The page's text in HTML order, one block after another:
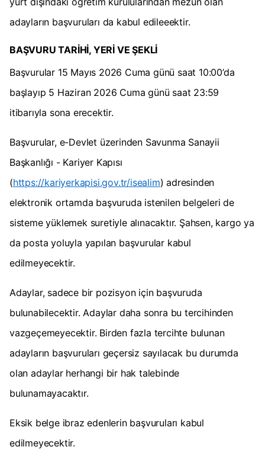
adayların başvuruları da kabul edileeektir.
BAŞVURU TARİHİ, YERİ VE ŞEKLİ
Başvurular 15 Mayıs 2026 Cuma günü saat 10:00’da
başlayıp 5 Haziran 2026 Cuma günü saat 23:59
itibarıyla sona erecektir.
Başvurular, e-Devlet üzerinden Savunma Sanayii
Başkanlığı - Kariyer Kapısı
(https://kariyerkapisi.gov.tr/isealim) adresinden
elektronik ortamda başvuruda istenilen belgeleri de
sisteme yüklemek suretiyle alınacaktır. Şahsen, kargo ya
da posta yoluyla yapılan başvurular kabul
edilmeyecektir.
Adaylar, sadece bir pozisyon için başvuruda
bulunabilecektir. Adaylar daha sonra bu tercihinden
vazgeçemeyecektir. Birden fazla tercihte bulunan
adayların başvuruları geçersiz sayılacak bu durumda
olan adaylar herhangi bir hak talebinde
bulunamayacaktır.
Eksik belge ibraz edenlerin başvuruları kabul
edilmeyecektir.